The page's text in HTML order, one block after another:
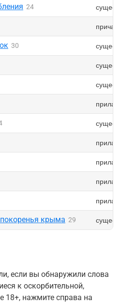
24
30
крыма 29
если вы обнаружили слова
к оскорбительной,
18+, нажмите справа на